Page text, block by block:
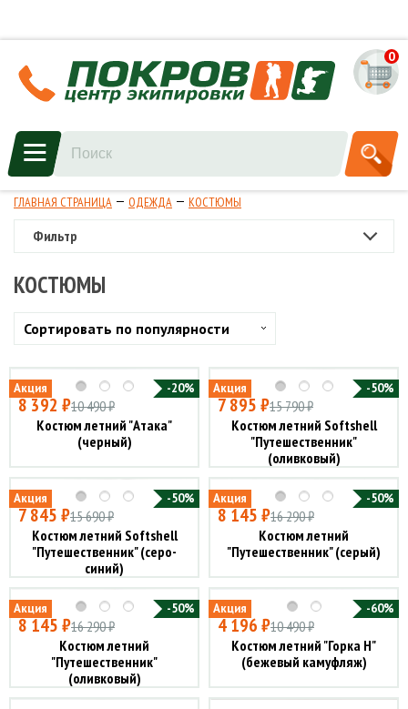
0
ГЛАВНАЯ СТРАНИЦА ОДЕЖДА КОСТЮМЫ
Фильтр
КОСТЮМЫ
Сортировать по популярности
Акция -20%
8 392 ₽10 490 ₽
Костюм летний "Атака"
(черный)
Акция -50%
7 895 ₽15 790 ₽
Костюм летний Softshell
"Путешественник"
(оливковый)
Акция -50%
7 845 ₽15 690 ₽
Костюм летний Softshell
"Путешественник" (серо-
синий)
Акция -50%
8 145 ₽16 290 ₽
Костюм летний
"Путешественник" (серый)
Акция -50%
8 145 ₽16 290 ₽
Костюм летний
"Путешественник"
(оливковый)
Акция -60%
4 196 ₽10 490 ₽
Костюм летний "Горка Н"
(бежевый камуфляж)